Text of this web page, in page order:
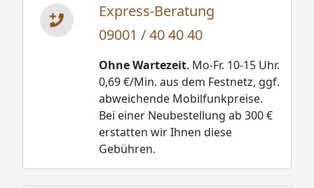
Express-Beratung
09001 / 40 40 40
Ohne Wartezeit. Mo-Fr. 10-15 Uhr.
0,69 €/Min. aus dem Festnetz, ggf.
abweichende Mobilfunkpreise.
Bei einer Neubestellung ab 300 €
erstatten wir Ihnen diese
Gebühren.